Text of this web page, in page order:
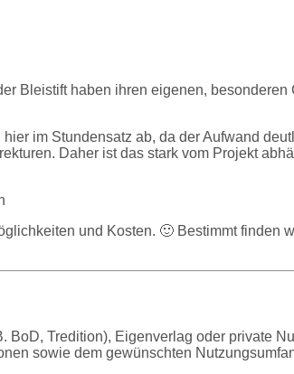
Bleistift haben ihren eigenen,
im Stundensatz ab, da der Aufwand
Daher ist das stark vom Projekt
und Kosten. 🙂 Bestimmt finden
BoD, Tredition), Eigenverlag oder private
sowie dem gewünschten